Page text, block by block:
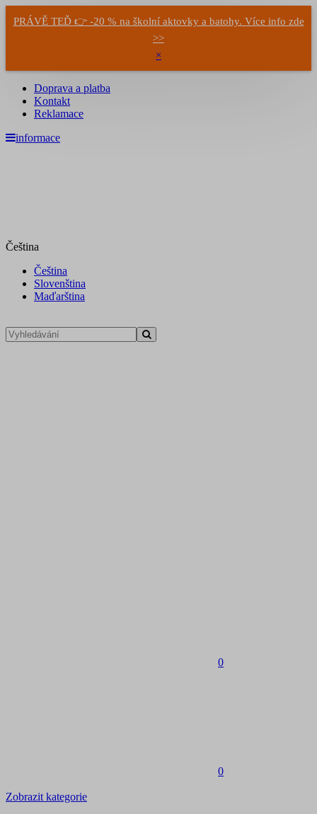
PRÁVĚ TEĎ 👉 -20 % na školní aktovky a batohy. Více info zde
>>
×
Doprava a platba
Kontakt
Reklamace
informace
Čeština
Čeština
Slovenština
Maďarština
0
0
Zobrazit kategorie